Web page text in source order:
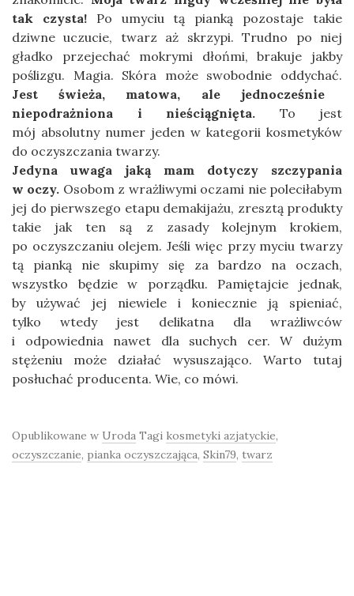
tak czysta!Po umyciu tą pianką pozostaje takie
dziwne uczucie, twarz aż skrzypi. Trudno po niej
gładko przejechać mokrymi dłońmi, brakuje jakby
poślizgu. Magia. Skóra może swobodnie oddychać.
Jest świeża, matowa, ale jednocześnie
niepodrażniona i nieściągnięta. To jest
mój absolutny numer jeden w kategorii kosmetyków
do oczyszczania twarzy.
Jedyna uwaga jaką mam dotyczy szczypania
w oczy. Osobom z wrażliwymi oczami nie poleciłabym
jej do pierwszego etapu demakijażu, zresztą produkty
takie jak ten są z zasady kolejnym krokiem,
po oczyszczaniu olejem. Jeśli więc przy myciu twarzy
tą pianką nie skupimy się za bardzo na oczach,
wszystko będzie w porządku. Pamiętajcie jednak,
by używać jej niewiele i koniecznie ją spieniać,
tylko wtedy jest delikatna dla wrażliwców
i odpowiednia nawet dla suchych cer. W dużym
stężeniu może działać wysuszająco. Warto tutaj
posłuchać producenta. Wie, co mówi.
Opublikowane w Uroda Tagi kosmetyki azjatyckie,
oczyszczanie, pianka oczyszczająca, Skin79, twarz